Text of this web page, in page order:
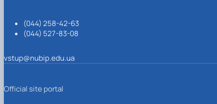
(044) 258-42-63
(044) 527-83-08
vstup@nubip.edu.ua
Official site portal